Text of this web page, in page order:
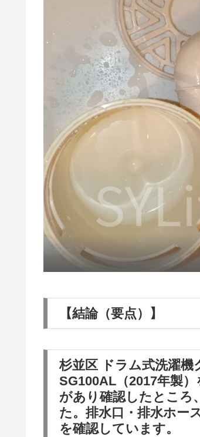
【結論（要点）】
杉並区 ドラム式洗濯
SG100AL（2017年製
があり確認したところ
た。排水口・排水ホー
を確認しています。